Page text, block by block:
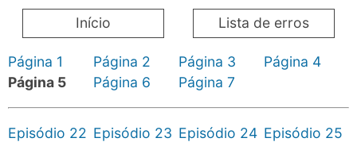
Início Lista de erros
Página 1 Página 2 Página 3
Página 4
Página 5
Página 6 Página 7
Episódio 22 Episódio 23 Episódio 24 Episódio 25